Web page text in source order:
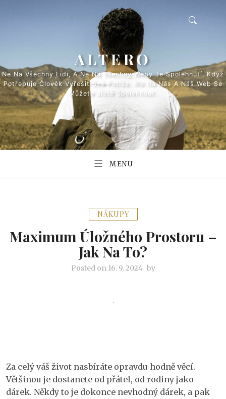
ALTERO
Ne Na Všechny Lidi, A Ne Na Všechny Weby Je Spolehnutí, Když
Potřebuje Člověk Vyřešit Své Potíže. Ale Na Nás A Náš Web Se
Můžete Jistě Spolehnout.
MENU
NÁKUPY
Maximum Úložného Prostoru –
Jak Na To?
Posted on 16. 9. 2024 by
Za celý váš život nasbíráte opravdu hodně věcí.
Většinou je dostanete od přátel, od rodiny jako
dárek. Někdy to je dokonce nevhodný dárek, a pak